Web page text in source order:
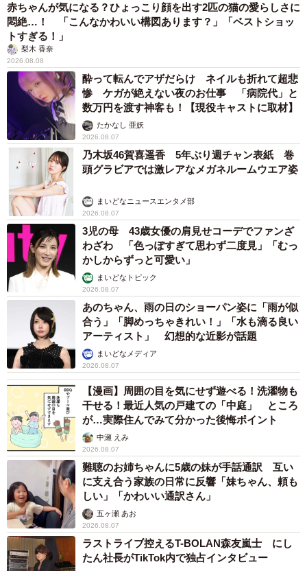
8/13
食品サンプルができる過程も紹介
9/13
かつての「ロウ製」（手前）と現在の主流である「樹脂製」（右奥）
開館時間は9時から17時（無休）。入場料は高校生・一般
1200円（特別展のみ600円）、小・中学生600円（特別展の
み300円）、未就学児は無料。
【円形劇場公式サイト】 https://enkei-museum.com/
◇ ◇
赤ちゃんが気になる？ひょっこり顔を出す2匹の猫の愛らしさに
悶絶…！ 「こんなかわいい構図あります？」「ベストショッ
トすぎる！」
梨木 香奈
2026.08.08
酔って転んでアザだらけ ネイルも折れて超悲
惨 ケガが絶えない夜のお仕事 「病院代」と
数万円を渡す神客も！【現役キャストに取材】
たかなし 亜妖
2026.08.07
乃木坂46賀喜遥香 5年ぶり週チャン表紙 巻
頭グラビアでは激レアなメガネルームウエア姿
まいどなニュースエンタメ部
2026.08.07
3児の母 43歳女優の肩見せコーデでファンざ
わざわ 「色っぽすぎて思わず二度見」「むっ
かしからずっと可愛い」
まいどなトピック
2026.08.07
あのちゃん、雨の日のショーパン姿に「雨が似
合う」「脚めっちゃきれい！」「水も滴る良い
アーティスト」 幻想的な近影が話題
まいどなメディア
2026.08.07
【漫画】周囲の目を気にせず遊べる！洗濯物も
干せる！最近人気の戸建ての「中庭」 ところ
が…実際住んでみて分かった後悔ポイント
中瀬 えみ
2026.08.07
難聴のお姉ちゃんに5歳の妹が手話通訳 互い
に支え合う家族の日常に反響「妹ちゃん、頼も
しい」「かわいい通訳さん」
五ヶ瀬 あお
2026.08.07
ラストライブ控えるT-BOLAN森友嵐士 にし
たん社長がTikTok内で独占インタビュー